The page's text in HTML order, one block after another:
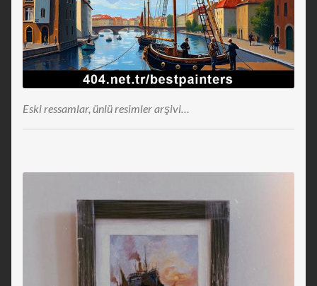
Eski ressamlar, ünlü resimler arşivi…